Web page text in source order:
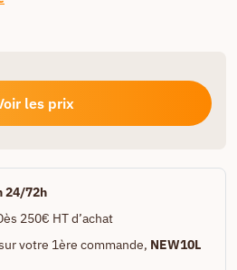
les prix
24/72h
250€ HT d’achat
votre 1ère commande, NEW10L